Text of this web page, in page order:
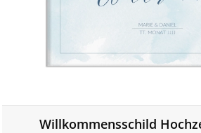
Willkommensschild